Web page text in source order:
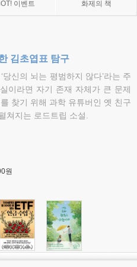
이벤트 화제의 책
김초엽표 탐구
신의 뇌는 평범하지 않다’라는 주
이라면 자기 존재 자체가 큰 문제
찾기 위해 과학 유튜버인 옛 친구
쳐지는 로드트립 소설.
원